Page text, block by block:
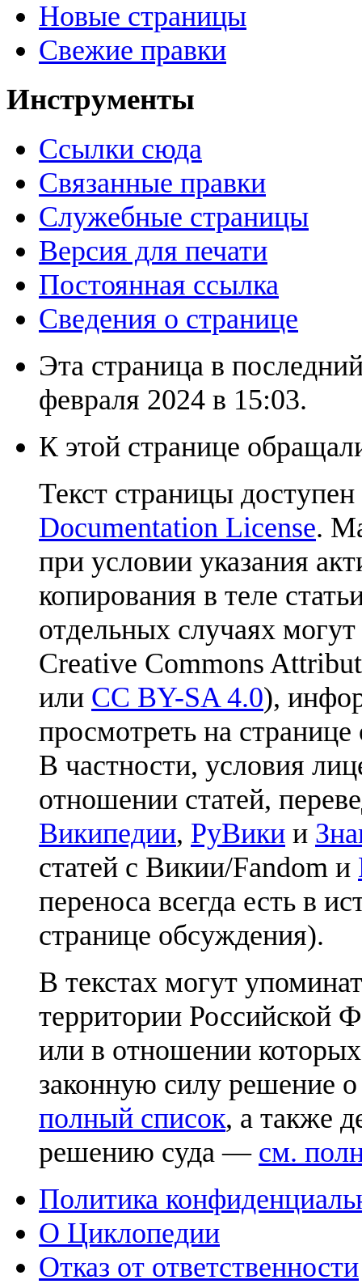
Новые страницы
Свежие правки
Инструменты
Ссылки сюда
Связанные правки
Служебные страницы
Версия для печати
Постоянная ссылка
Сведения о странице
Эта страница в
февраля 2024 в 15:03.
К этой странице
Текст страницы
Documentation License.
при условии указания
копирования в теле
отдельных случаях
Creative Commons
или CC BY-SA 4.0),
просмотреть на
В частности, условия
отношении статей,
Википедии, РуВики и
статей с Викии/Fandom и
переноса всегда есть в
странице обсуждения).
В текстах могут
территории Российской
или в отношении
законную силу решение
полный список, а также
решению суда — см.
Политика
О Циклопедии
Отказ от ответственности